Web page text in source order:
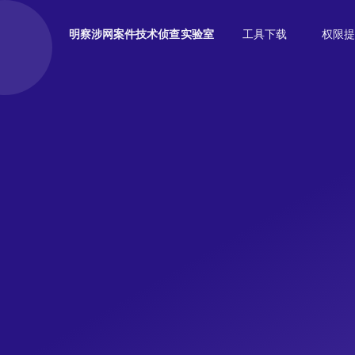
明察涉网案件技术侦查实验室 工具下载 权限